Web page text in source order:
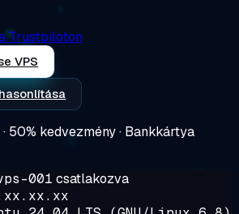
Trustpiloton
VPS
· 50% kedvezmény · Bankkártya
001 csatlakozva